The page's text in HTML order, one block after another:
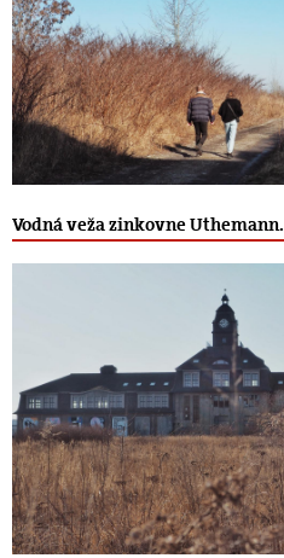
Vodná veža zinkovne Uthemann.